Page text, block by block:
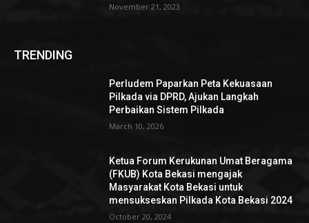
November 21, 2023
TRENDING
Perludem Paparkan Peta Kekuasaan
Pilkada via DPRD, Ajukan Langkah
Perbaikan Sistem Pilkada
March 10, 2026
Ketua Forum Kerukunan Umat Beragama
(FKUB) Kota Bekasi mengajak
Masyarakat Kota Bekasi untuk
mensukseskan Pilkada Kota Bekasi 2024
October 20, 2024